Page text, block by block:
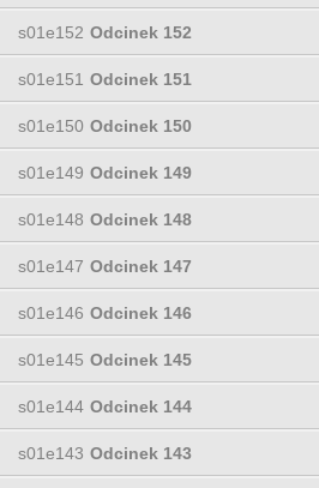
s01e152 Odcinek 152
s01e151 Odcinek 151
s01e150 Odcinek 150
s01e149 Odcinek 149
s01e148 Odcinek 148
s01e147 Odcinek 147
s01e146 Odcinek 146
s01e145 Odcinek 145
s01e144 Odcinek 144
s01e143 Odcinek 143